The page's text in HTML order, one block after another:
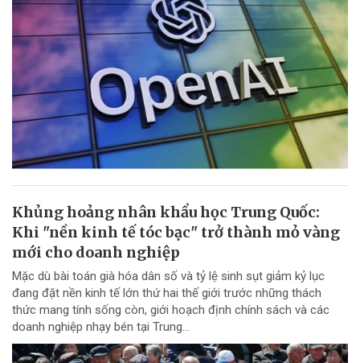
Khủng hoảng nhân khẩu học Trung Quốc:
Khi "nền kinh tế tóc bạc" trở thành mỏ vàng
mới cho doanh nghiệp
Mặc dù bài toán già hóa dân số và tỷ lệ sinh sụt giảm kỷ lục
đang đặt nền kinh tế lớn thứ hai thế giới trước những thách
thức mang tính sống còn, giới hoạch định chính sách và các
doanh nghiệp nhạy bén tại Trung...